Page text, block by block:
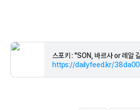
https://dailyfeed.kr/